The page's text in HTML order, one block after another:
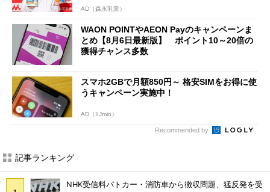
AD（森永乳業）
WAON POINTやAEON Payのキャンペーンま
とめ【8月6日最新版】 ポイント10～20倍の
獲得チャンス多数
スマホ2GBで月額850円～ 格安SIMをお得に使
うキャンペーン実施中！
AD（IIJmio）
Recommended by
記事ランキング
NHK受信料パトカー・消防車から徴収問題、猛反発を受